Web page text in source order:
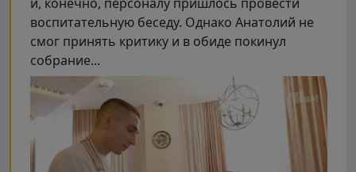
и, конечно, персоналу пришлось провести
воспитательную беседу. Однако Анатолий не
смог принять критику и в обиде покинул
собрание...